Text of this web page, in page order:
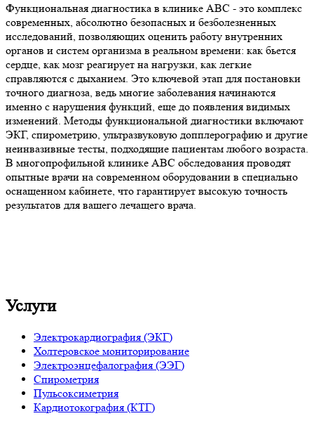
Функциональная диагностика в клинике ABC - это комплекс
современных, абсолютно безопасных и безболезненных
исследований, позволяющих оценить работу внутренних
органов и систем организма в реальном времени: как бьется
сердце, как мозг реагирует на нагрузки, как легкие
справляются с дыханием. Это ключевой этап для постановки
точного диагноза, ведь многие заболевания начинаются
именно с нарушения функций, еще до появления видимых
изменений. Методы функциональной диагностики включают
ЭКГ, спирометрию, ультразвуковую допплерографию и другие
неинвазивные тесты, подходящие пациентам любого возраста.
В многопрофильной клинике ABC обследования проводят
опытные врачи на современном оборудовании в специально
оснащенном кабинете, что гарантирует высокую точность
результатов для вашего лечащего врача.
Услуги
Электрокардиография (ЭКГ)
Холтеровское мониторирование
Электроэнцефалография (ЭЭГ)
Спирометрия
Пульсоксиметрия
Кардиотокография (КТГ)